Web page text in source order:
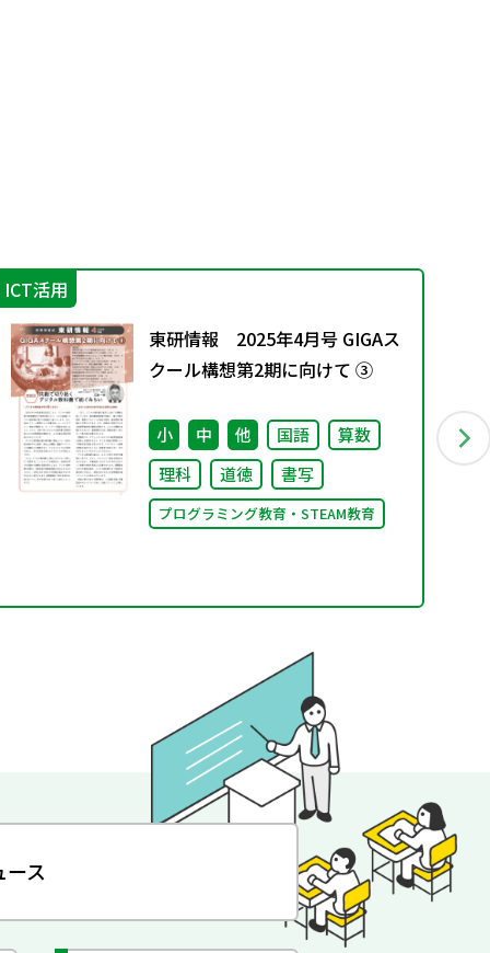
ICT活用
東研情報 2025年4月号 GIGAス
クール構想第2期に向けて ③
小 中 他 国語
算数
理科
道徳 書写
プログラミング教育・STEAM教育
ース